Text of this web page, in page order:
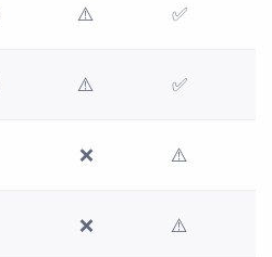
⚠️ ✅
⚠️ ✅
❌ ⚠️
❌ ⚠️